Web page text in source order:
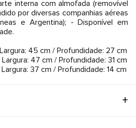
interna com almofada (removível
por diversas companhias aéreas
e Argentina); - Disponível em
45 cm / Profundidade: 27 cm
47 cm / Profundidade: 31 cm
37 cm / Profundidade: 14 cm